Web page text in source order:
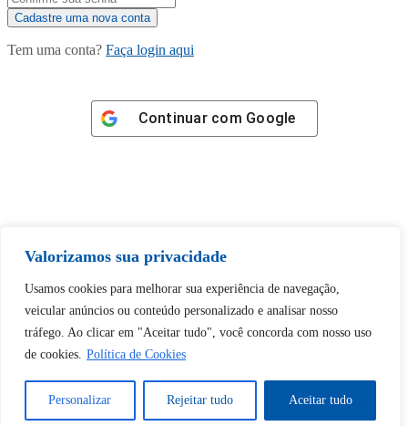
Valorizamos sua privacidade
Usamos cookies para melhorar sua experiência de navegação,
veicular anúncios ou conteúdo personalizado e analisar nosso
tráfego. Ao clicar em "Aceitar tudo", você concorda com nosso uso
de cookies. Política de Cookies
Personalizar Rejeitar tudo Aceitar tudo
Tem uma conta? Faça login aqui
Continuar com Google
Tem certeza de que deseja
desbloquear esta publicação?